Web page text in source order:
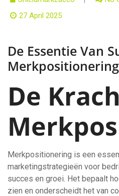
27 April 2025
De Essentie Van
De
Merkpositionering is een
marketingstrategieën voor
succes en groei. Het bepaalt
zien en onderscheidt het van